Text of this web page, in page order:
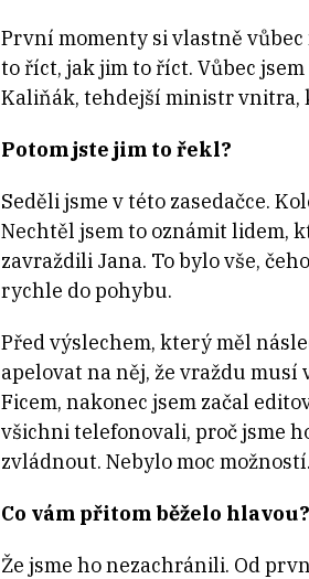
První momenty si vlastně
to říct, jak jim to říct. Vůbec
Kaliňák, tehdejší ministr vnitra,
Potom jste jim to řekl?
Seděli jsme v této zasedačce.
Nechtěl jsem to oznámit lidem,
zavraždili Jana. To bylo vše,
rychle do pohybu.
Před výslechem, který měl
apelovat na něj, že vraždu
Ficem, nakonec jsem začal
všichni telefonovali, proč jsme
zvládnout. Nebylo moc možností.
Co vám přitom běželo hlavou?
Že jsme ho nezachránili. Od